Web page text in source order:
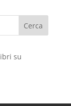
su